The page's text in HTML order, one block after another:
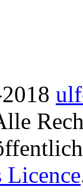
Licence